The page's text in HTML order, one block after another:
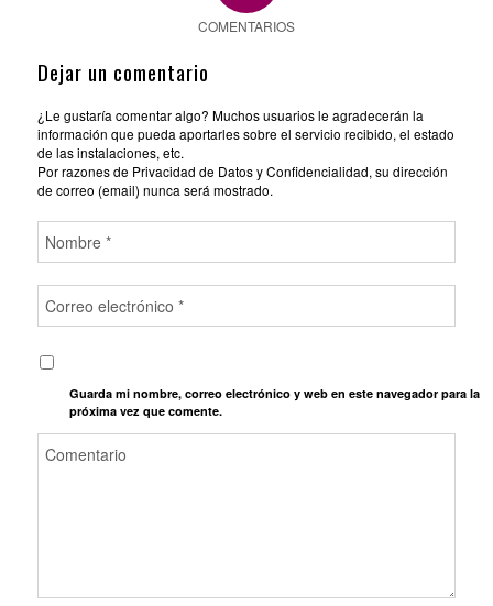
COMENTARIOS
Dejar un comentario
¿Le gustaría comentar algo? Muchos usuarios le agradecerán la
información que pueda aportarles sobre el servicio recibido, el estado
de las instalaciones, etc.
Por razones de Privacidad de Datos y Confidencialidad, su dirección
de correo (email) nunca será mostrado.
Guarda mi nombre, correo electrónico y web en este navegador para la
próxima vez que comente.